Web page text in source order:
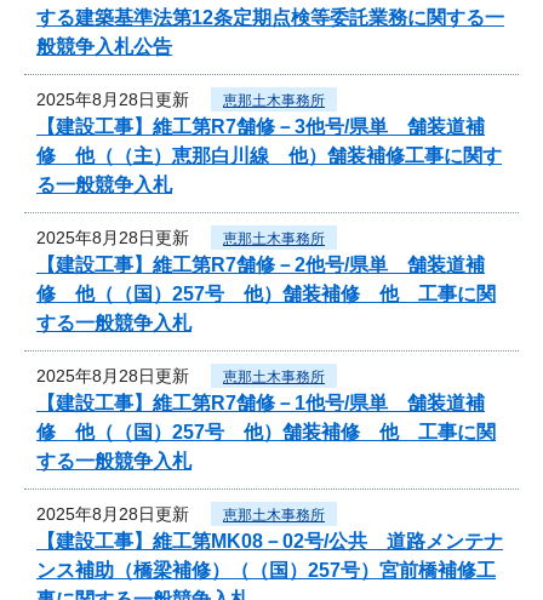
する建築基準法第12条定期点検等委託業務に関する一
般競争入札公告
2025年8月28日更新 恵那土木事務所
【建設工事】維工第R7舗修－3他号/県単 舗装道補
修 他（（主）恵那白川線 他）舗装補修工事に関す
る一般競争入札
2025年8月28日更新 恵那土木事務所
【建設工事】維工第R7舗修－2他号/県単 舗装道補
修 他（（国）257号 他）舗装補修 他 工事に関
する一般競争入札
2025年8月28日更新 恵那土木事務所
【建設工事】維工第R7舗修－1他号/県単 舗装道補
修 他（（国）257号 他）舗装補修 他 工事に関
する一般競争入札
2025年8月28日更新 恵那土木事務所
【建設工事】維工第MK08－02号/公共 道路メンテナ
ンス補助（橋梁補修）（（国）257号）宮前橋補修工